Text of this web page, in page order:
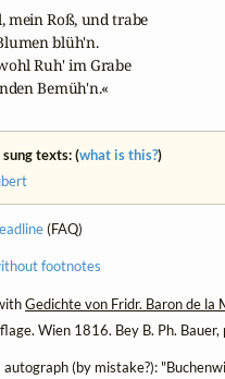
mein Roß, und trabe
blüh'n.
wohl Ruh' im Grabe
Bemüh'n.«
texts: (what is this?)
(FAQ)
footnotes
Gedichte von Fridr. Baron de la
Wien 1816. Bey B. Ph.
autograph (by mistake?):